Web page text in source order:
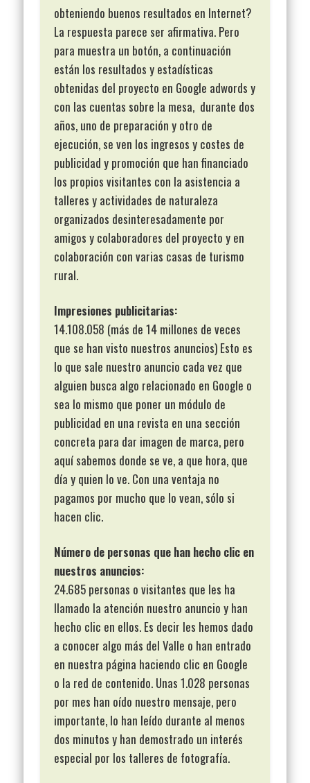
obteniendo buenos resultados en Internet?
La respuesta parece ser afirmativa. Pero
para muestra un botón, a continuación
están los resultados y estadísticas
obtenidas del proyecto en Google adwords y
con las cuentas sobre la mesa, durante dos
años, uno de preparación y otro de
ejecución, se ven los ingresos y costes de
publicidad y promoción que han financiado
los propios visitantes con la asistencia a
talleres y actividades de naturaleza
organizados desinteresadamente por
amigos y colaboradores del proyecto y en
colaboración con varias casas de turismo
rural.
Impresiones publicitarias:
14.108.058 (más de 14 millones de veces
que se han visto nuestros anuncios) Esto es
lo que sale nuestro anuncio cada vez que
alguien busca algo relacionado en Google o
sea lo mismo que poner un módulo de
publicidad en una revista en una sección
concreta para dar imagen de marca, pero
aquí sabemos donde se ve, a que hora, que
día y quien lo ve. Con una ventaja no
pagamos por mucho que lo vean, sólo si
hacen clic.
Número de personas que han hecho clic en
nuestros anuncios:
24.685 personas o visitantes que les ha
llamado la atención nuestro anuncio y han
hecho clic en ellos. Es decir les hemos dado
a conocer algo más del Valle o han entrado
en nuestra página haciendo clic en Google
o la red de contenido. Unas 1.028 personas
por mes han oído nuestro mensaje, pero
importante, lo han leído durante al menos
dos minutos y han demostrado un interés
especial por los talleres de fotografía.